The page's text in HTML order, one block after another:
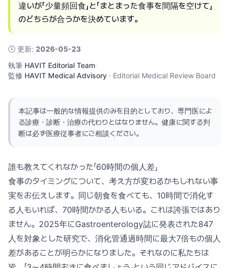
違いが「少量頻回食」と「まとまった食事を間隔を空けて」
のどちらが合うかを決めています。
🕓 更新: 2026-05-23
執筆 HAVIT Editorial Team·
監修 HAVIT Medical Advisory · Editorial Medical Review Board
本記事は一般的な情報提供のみを目的としており、専門医によ
る診療・診断・治療の代わりとはなりません。健康に関する判
断は必ず医療従事者にご相談ください。
誰も教えてくれなかった「60時間の個人差」
食事のタイミングについて、考え方が変わるかもしれない事
実をお伝えします。同じ朝食を食べても、10時間で消化す
る人もいれば、70時間かかる人もいる。これは誇張ではあり
ません。2025年にGastroenterology誌に発表された847
人を対象とした研究で、消化管通過時間に最大7倍もの個人
差があることが明らかになりました。それなのに私たちは